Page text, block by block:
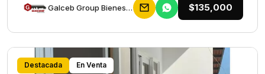
Galceb Group Bienes Raices $135,000
Destacada En Venta